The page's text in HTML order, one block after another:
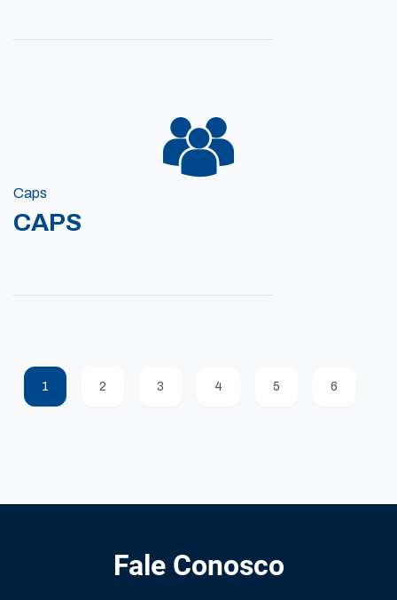
Caps
CAPS
1 2 3 4 5 6
Fale Conosco